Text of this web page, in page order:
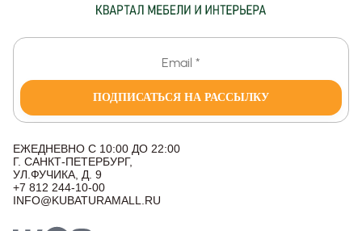
ПОДПИСАТЬСЯ НА РАССЫЛКУ
ЕЖЕДНЕВНО С 10:00 ДО 22:00
Г. САНКТ-ПЕТЕРБУРГ,
УЛ.ФУЧИКА, Д. 9
+7 812 244-10-00
INFO@KUBATURAMALL.RU